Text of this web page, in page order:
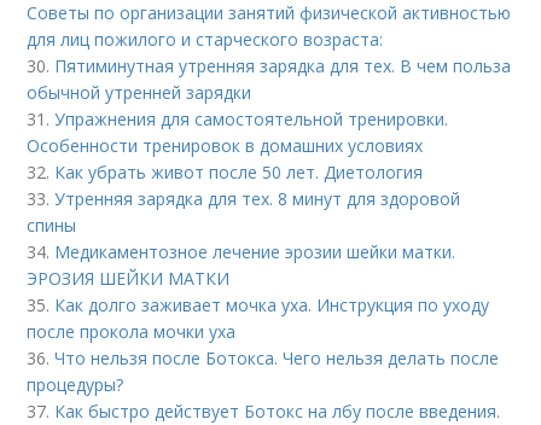
Советы по организации занятий физической активностью
для лиц пожилого и старческого возраста:
30. Пятиминутная утренняя зарядка для тех. В чем польза
обычной утренней зарядки
31.Упражнения для самостоятельной тренировки.
Особенности тренировок в домашних условиях
32. Как убрать живот после 50 лет. Диетология
33.Утренняя зарядка для тех. 8 минут для здоровой
спины
34. Медикаментозное лечение эрозии шейки матки.
ЭРОЗИЯ ШЕЙКИ МАТКИ
35. Как долго заживает мочка уха. Инструкция по уходу
после прокола мочки уха
36.Что нельзя после Ботокса. Чего нельзя делать после
процедуры?
37. Как быстро действует Ботокс на лбу после введения.